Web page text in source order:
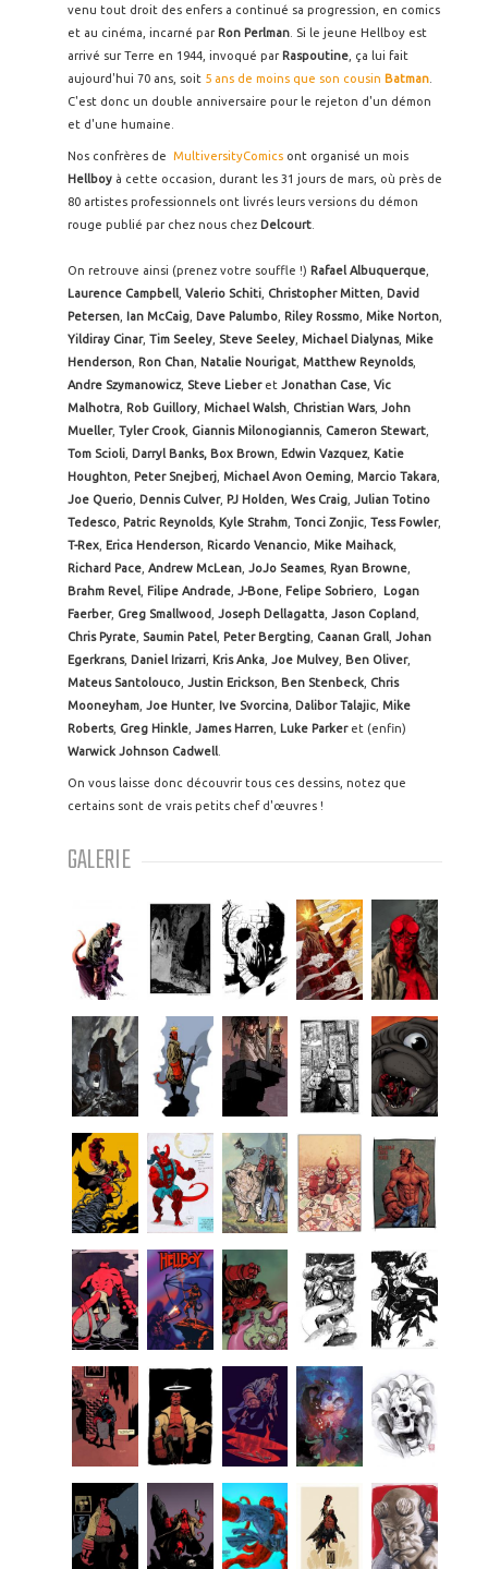
venu tout droit des enfers a continué sa progression, en comics
et au cinéma, incarné par Ron Perlman . Si le jeune Hellboy est
arrivé sur Terre en 1944, invoqué par Raspoutine , ça lui fait
aujourd'hui 70 ans, soit 5 ans de moins que son cousin Batman
C'est donc un double anniversaire pour le rejeton d'un démon
et d'une humaine.
Nos confrères de MultiversityComics ont organisé un mois
Hellboy à cette occasion, durant les 31 jours de mars, où près de
80 artistes professionnels ont livrés leurs versions du démon
rouge publié par chez nous chez Delcourt
On retrouve ainsi (prenez votre souffle !) Rafael Albuquerque
Laurence Campbell Valerio Schiti Christopher Mitten David
Petersen Ian McCaig Dave Palumbo Riley Rossmo Mike Norton
Yildiray Cinar, Tim Seeley Steve Seeley Michael Dialynas, Mike
Henderson Ron Chan Natalie Nourigat Matthew Reynolds,
Andre Szymanowicz, Steve Lieberet Jonathan Case Vic
Malhotra Rob Guillory Michael Walsh Christian Wars, John
Mueller, Tyler Crook Giannis Milonogiannis, Cameron Stewart
Tom Scioli Darryl Banks, Box Brown Edwin Vazquez, Katie
Houghton Peter Snejberj Michael Avon Oeming Marcio Takara
Joe Querio Dennis Culver, PJ Holden Wes Craig Julian Totino
Tedesco Patric Reynolds, Kyle Strahm Tonci Zonjic Tess Fowler,
T-Rex Erica Henderson Ricardo Venancio Mike Maihack
Richard Pace Andrew McLean JoJo Seames, Ryan Browne
Brahm Revel Filipe Andrade J-Bone Felipe Sobriero
Logan
Faerber, Greg Smallwood Joseph Dellagatta Jason Copland
Chris Pyrate Saumin Patel Peter Bergting Caanan Grall Johan
Egerkrans, Daniel Irizarri Kris Anka Joe Mulvey Ben Oliver,
Mateus Santolouco Justin Erickson Ben Stenbeck Chris
Mooneyham Joe Hunter, Ive Svorcina Dalibor Talajic Mike
Roberts, Greg Hinkle James Harren Luke Parker et (enfin)
Warwick Johnson Cadwell
On vous laisse donc découvrir tous ces dessins, notez que
certains sont de vrais petits chef d'œuvres !
GALERIE